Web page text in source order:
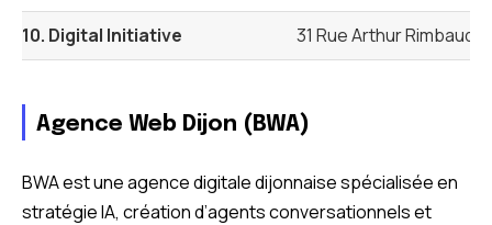
10. Digital Initiative
31 Rue Arthur Rimbaud,
Agence Web Dijon (BWA)
BWA est une agence digitale dijonnaise spécialisée en
stratégie IA, création d’agents conversationnels et